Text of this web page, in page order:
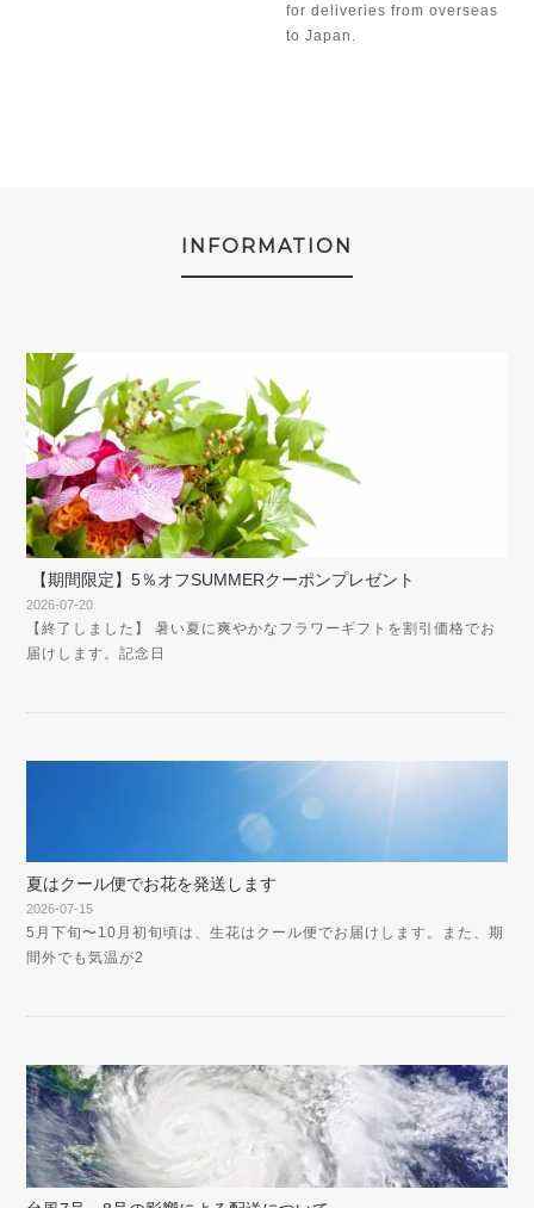
for deliveries from overseas
to Japan.
INFORMATION
【期間限定】5％オフSUMMERクーポンプレゼント
2026-07-20
【終了しました】 暑い夏に爽やかなフラワーギフトを割引価格でお
届けします。記念日
夏はクール便でお花を発送します
2026-07-15
5月下旬〜10月初旬頃は、生花はクール便でお届けします。また、期
間外でも気温が2